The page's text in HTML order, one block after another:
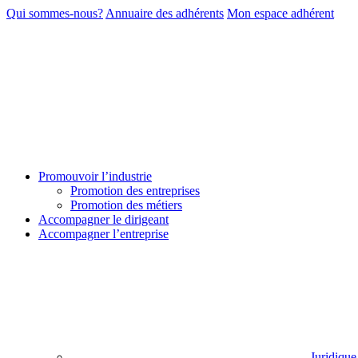
Qui sommes-nous? Annuaire des adhérents Mon espace adhérent
Promouvoir l’industrie
Promotion des entreprises
Promotion des métiers
Accompagner le dirigeant
Accompagner l’entreprise